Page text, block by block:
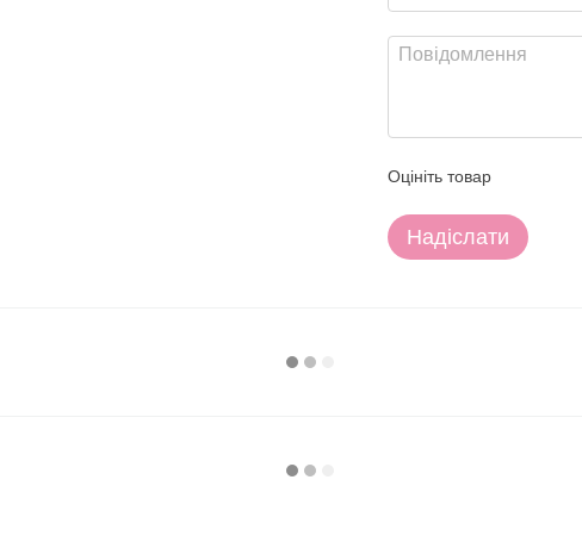
Оцініть товар
Надіслати